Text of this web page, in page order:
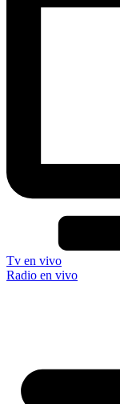
Tv en vivo
Radio en vivo